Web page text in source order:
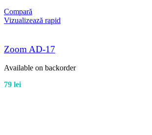
Compară
Vizualizează rapid
Zoom AD-17
Available on backorder
79 lei